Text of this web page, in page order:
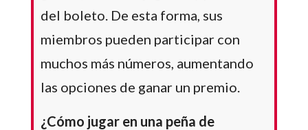
del boleto. De esta forma, sus
miembros pueden participar con
muchos más números, aumentando
las opciones de ganar un premio.
¿Cómo jugar en una peña de